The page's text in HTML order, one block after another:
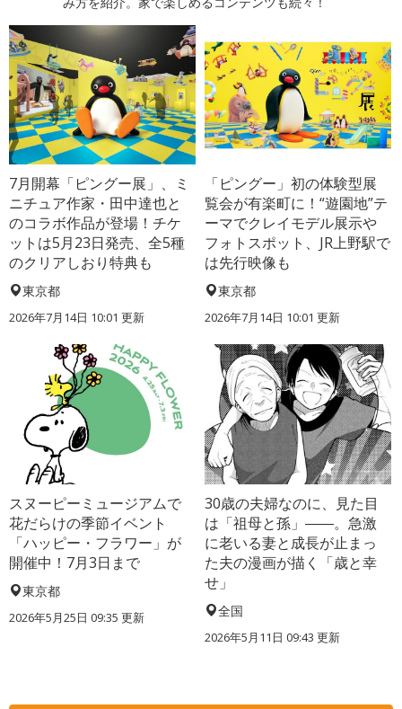
7月開幕「ピングー展」、ミ
ニチュア作家・田中達也と
のコラボ作品が登場！チケ
ットは5月23日発売、全5種
のクリアしおり特典も
東京都
2026年7月14日 10:01 更新
「ピングー」初の体験型展
覧会が有楽町に！“遊園地”テ
ーマでクレイモデル展示や
フォトスポット、JR上野駅で
は先行映像も
東京都
2026年7月14日 10:01 更新
スヌーピーミュージアムで
花だらけの季節イベント
「ハッピー・フラワー」が
開催中！7月3日まで
東京都
2026年5月25日 09:35 更新
30歳の夫婦なのに、見た目
は「祖母と孫」――。急激
に老いる妻と成長が止まっ
た夫の漫画が描く「歳と幸
せ」
全国
2026年5月11日 09:43 更新